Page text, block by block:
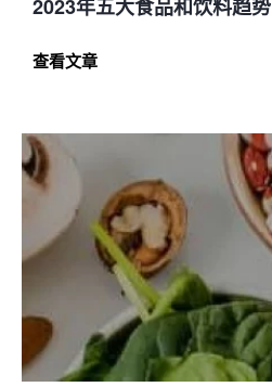
2023年五大食品和饮料趋势
查看文章